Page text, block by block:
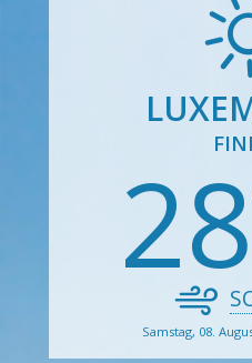
28
Samstag, 08.